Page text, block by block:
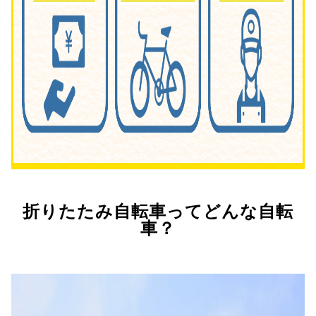
折りたたみ自転車ってどんな自転
車？